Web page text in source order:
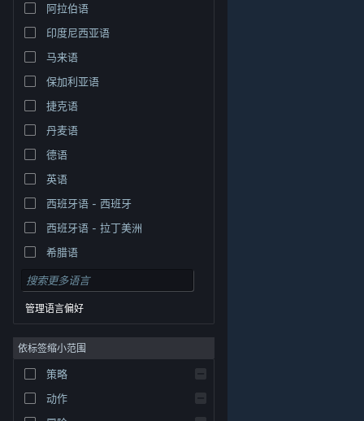
查看桌面版网站
© Valve Corporation。保留所有权利。所有商标均为其在
律信息| 无障碍
阿拉伯语
印度尼西亚语
马来语
保加利亚语
捷克语
丹麦语
德语
英语
西班牙语 - 西班牙
西班牙语 - 拉丁美洲
希腊语
管理语言偏好
依标签缩小范围
策略
动作